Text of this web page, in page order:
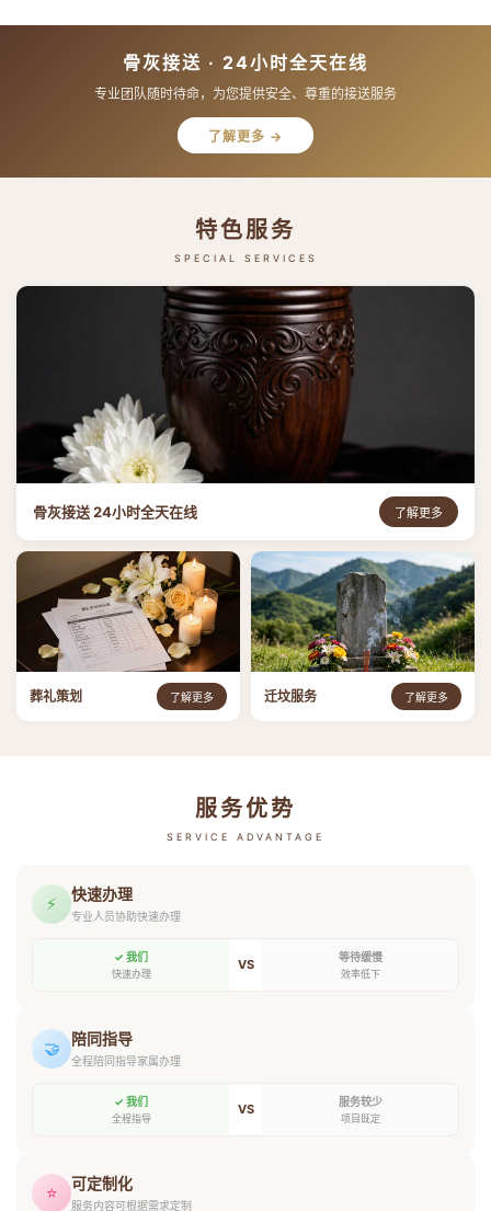
骨灰接送 · 24小时全天在线
专业团队随时待命，为您提供安全、尊重的接送服务
了解更多 →
特色服务
SPECIAL SERVICES
骨灰接送 24小时全天在线 了解更多
葬礼策划 了解更多 迁坟服务 了解更多
服务优势
SERVICE ADVANTAGE
⚡ 快速办理
专业人员协助快速办理
✓ 我们
快速办理
VS 等待缓慢
效率低下
🤝 陪同指导
全程陪同指导家属办理
✓ 我们
全程指导
VS 服务较少
项目既定
⭐ 可定制化
服务内容可根据需求定制